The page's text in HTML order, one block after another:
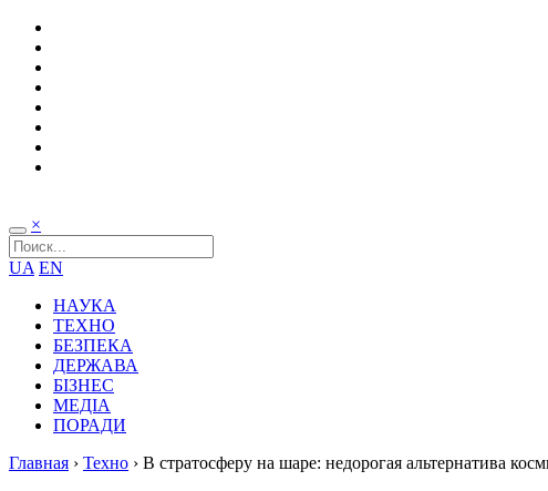
×
UA EN
НАУКА
ТЕХНО
БЕЗПЕКА
ДЕРЖАВА
БІЗНЕС
МЕДІА
ПОРАДИ
Главная › Техно › В стратосферу на шаре: недорогая альтернатива